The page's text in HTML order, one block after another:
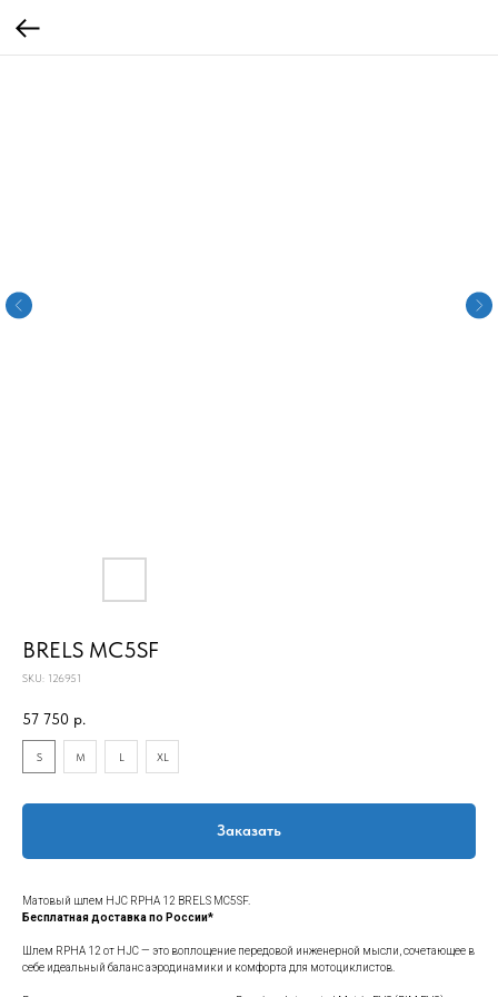
BRELS MC5SF
SKU: 126951
57 750 р.
S M L XL
Заказать
Матовый шлем HJC RPHA 12 BRELS MC5SF.
Бесплатная доставка по России*
Шлем RPHA 12 от HJC — это воплощение передовой инженерной мысли, сочетающее в
себе идеальный баланс аэродинамики и комфорта для мотоциклистов.